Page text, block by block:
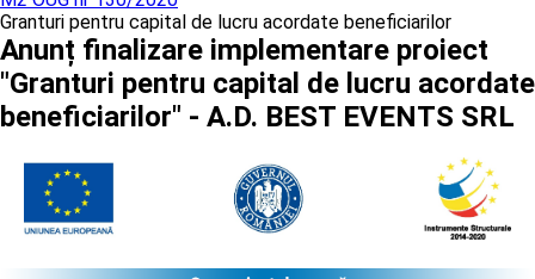
Granturi pentru capital de lucru acordate beneficiarilor
Anunț finalizare implementare proiect
"Granturi pentru capital de lucru acordate
beneficiarilor" - A.D. BEST EVENTS SRL